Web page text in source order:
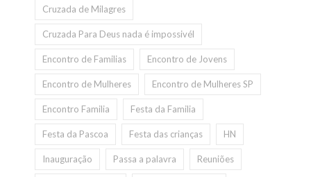
Cruzada de Milagres
Cruzada Para Deus nada é impossivél
Encontro de Familias Encontro de Jovens
Encontro de Mulheres Encontro de Mulheres SP
Encontro Familia Festa da Familia
Festa da Pascoa Festa das crianças HN
Inauguração Passa a palavra Reuniões